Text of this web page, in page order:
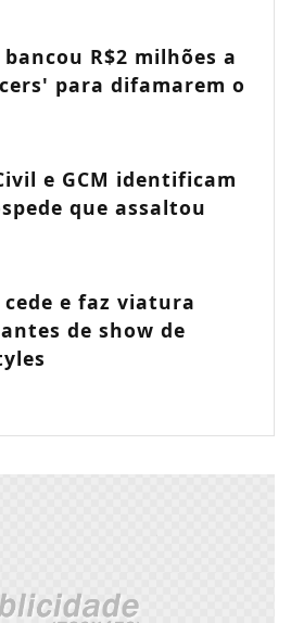
R$2 milhões a
para difamarem o
e GCM identificam
que assaltou
cede e faz viatura
de show de